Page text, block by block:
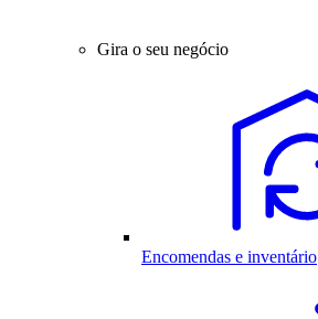
Gira o seu negócio
Encomendas e inventário